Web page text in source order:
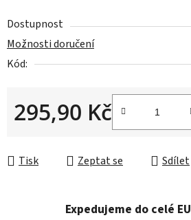
Dostupnost
Možnosti doručení
Kód:
295,90 Kč
Tisk Zeptat se Sdílet
Expedujeme do celé EU